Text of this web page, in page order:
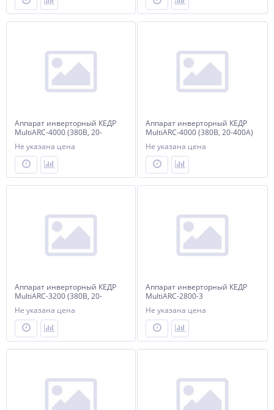
Аппарат инверторный КЕДР
MultiARC-4000 (380В, 20-
400А) с комплектом
Не указана цена
Аппарат инверторный КЕДР
MultiARC-4000 (380В, 20-400А)
Не указана цена
Аппарат инверторный КЕДР
MultiARC-3200 (380В, 20-
320А)
Не указана цена
Аппарат инверторный КЕДР
MultiARC-2800-3
Не указана цена